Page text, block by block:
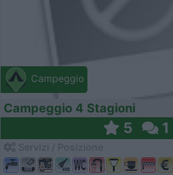
Campeggio
Campeggio 4 Stagioni
5 1